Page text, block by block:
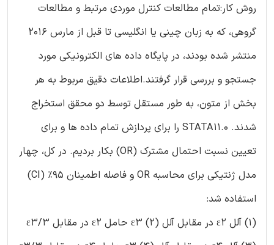
روش کار:تمام مطالعات کنترل موردی مرتبط و مطالعات
گروهی، که به زبان چینی یا انگلیسی تا قبل از مارس 2016
منتشر شده بودند، در پایگاه داده های الکترونیکی مورد
جستجو و بررسی قرار گرفتند.اطلاعات دقیق مربوط به هر
بخش از متون، به طور مستقل توسط دو محقق استخراج
شدند. STATA11.0 را برای پردازش تمام داده ها و برای
تعیین نسبت احتمال مشترک (OR) بکار بردیم. در کل، چهار
مدل ژنتیکی برای محاسبه OR و فاصله اطمینان 95% (CI)
استفاده شد:
(1) آلل ε2 در مقابل آلل ε3 (2) حامل ε2 در مقابل ε3/3